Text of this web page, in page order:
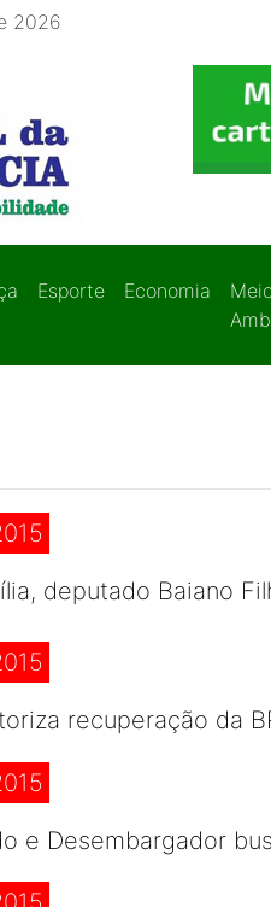
2026
Esporte Economia
deputado Baiano
recuperação da
e Desembargador